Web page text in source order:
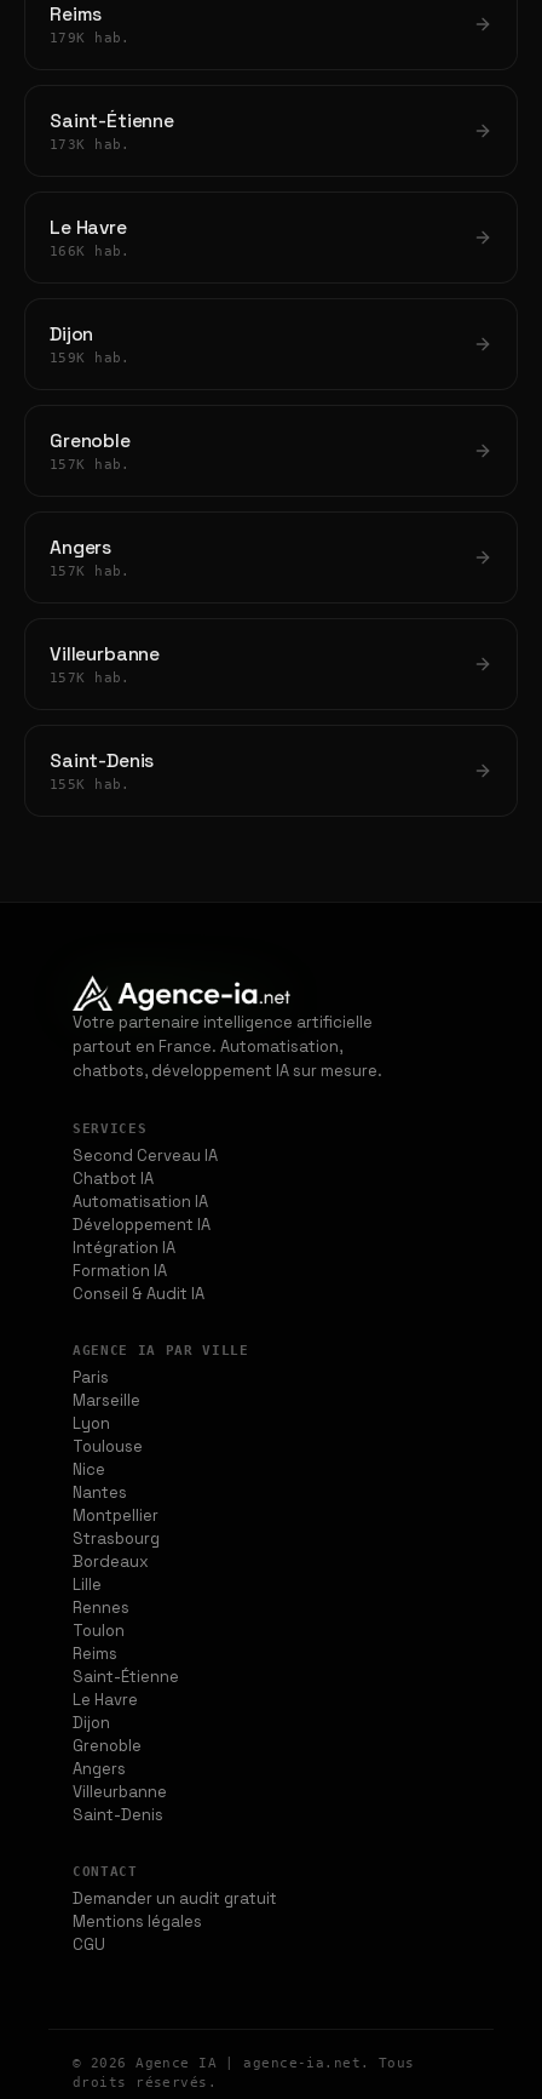
Reims
179K hab.
Saint-Étienne
173K hab.
Le Havre
166K hab.
Dijon
159K hab.
Grenoble
157K hab.
Angers
157K hab.
Villeurbanne
157K hab.
Saint-Denis
155K hab.
Votre partenaire intelligence artificielle
partout en France. Automatisation,
chatbots, développement IA sur mesure.
SERVICES
Second Cerveau IA
Chatbot IA
Automatisation IA
Développement IA
Intégration IA
Formation IA
Conseil & Audit IA
AGENCE IA PAR VILLE
Paris
Marseille
Lyon
Toulouse
Nice
Nantes
Montpellier
Strasbourg
Bordeaux
Lille
Rennes
Toulon
Reims
Saint-Étienne
Le Havre
Dijon
Grenoble
Angers
Villeurbanne
Saint-Denis
CONTACT
Demander un audit gratuit
Mentions légales
CGU
© 2026 Agence IA | agence-ia.net. Tous
droits réservés.